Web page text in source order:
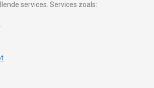
services. Services zoals: